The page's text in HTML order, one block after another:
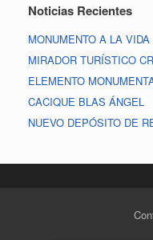
Noticias Recientes
MONUMENTO A LA
MIRADOR TURÍSTICO
ELEMENTO
CACIQUE BLAS ÁNGEL
NUEVO DEPÓSITO DE